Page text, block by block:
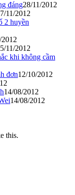
đáng28/11/2012
11/2012
2 huyền
2012
11/2012
khi không cầm
đơn12/10/2012
14/08/2012
14/08/2012
this.